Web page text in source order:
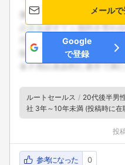
メールで
Google
で登録
ルートセールス 20代後半男
社 3年～10年未満 (投稿時に在
投
参考になった 0